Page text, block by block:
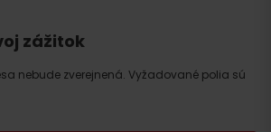
zážitok
nebude zverejnená. Vyžadované polia sú